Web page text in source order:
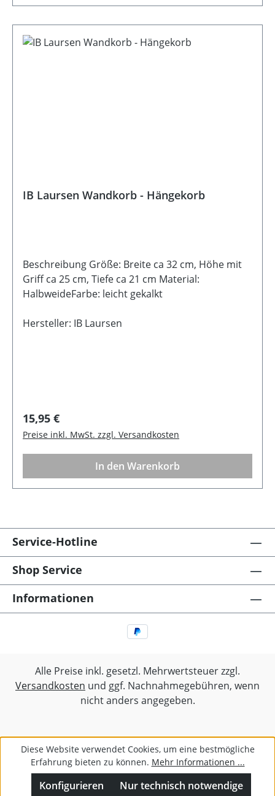
IB Laursen Wandkorb - Hängekorb
Beschreibung Größe: Breite ca 32 cm, Höhe mit
Griff ca 25 cm, Tiefe ca 21 cm Material:
HalbweideFarbe: leicht gekalkt
Hersteller: IB Laursen
Regulärer Preis:
15,95 €
Preise inkl. MwSt. zzgl. Versandkosten
In den Warenkorb
Service-Hotline
Shop Service
Informationen
Alle Preise inkl. gesetzl. Mehrwertsteuer zzgl.
Versandkosten und ggf. Nachnahmegebühren, wenn
nicht anders angegeben.
Diese Website verwendet Cookies, um eine bestmögliche
Erfahrung bieten zu können. Mehr Informationen ...
Nur technisch notwendige
Konfigurieren
Ø 4,6